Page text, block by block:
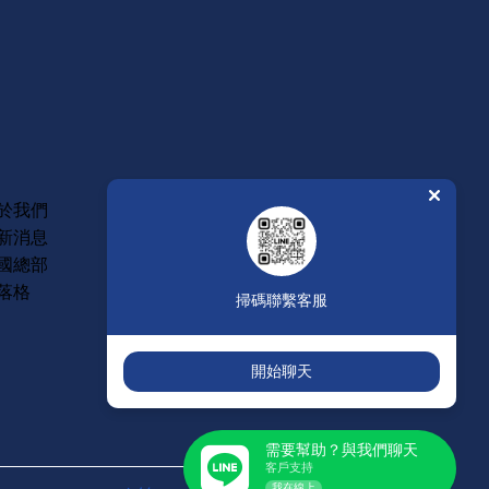
我們
消息
總部
格
維修保固
年度型錄
人才招募
掃碼聯繫客服
開始聊天
需要幫助？與我們聊天
客戶支持